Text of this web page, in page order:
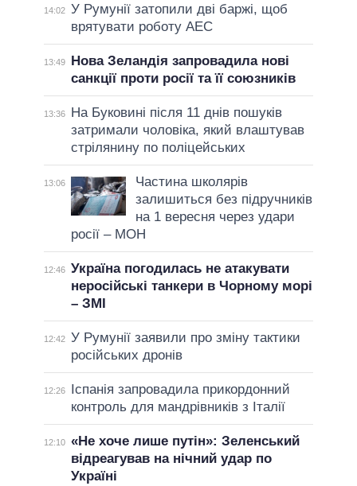
14:02 У Румунії затопили дві баржі, щоб
врятувати роботу АЕС
13:49
Нова Зеландія запровадила нові
санкції проти росії та її союзників
13:36
На Буковині після 11 днів пошуків
затримали чоловіка, який влаштував
стрілянину по поліцейських
13:06
Частина школярів
залишиться без підручників
на 1 вересня через удари
росії – МОН
12:46 Україна погодилась не атакувати
неросійські танкери в Чорному морі
– ЗМІ
12:42 У Румунії заявили про зміну тактики
російських дронів
12:26
Іспанія запровадила прикордонний
контроль для мандрівників з Італії
12:10 «Не хоче лише путін»: Зеленський
відреагував на нічний удар по
Україні